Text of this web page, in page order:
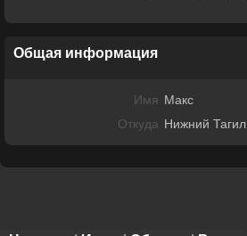
Общая информация
Имя Макс
Откуда Нижний Тагил